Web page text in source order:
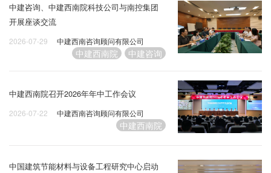
中建咨询、中建西南院科技公司与南控集团
开展座谈交流
2026-07-29 中建西南咨询顾问有限公司
中建西南院 中建咨询
中建西南院召开2026年年中工作会议
2026-07-22 中建西南咨询顾问有限公司
中建西南院
中国建筑节能材料与设备工程研究中心启动